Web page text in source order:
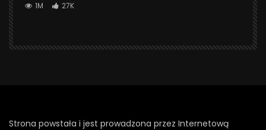
1M 27K
Strona powstała i jest prowadzona przez Internetową